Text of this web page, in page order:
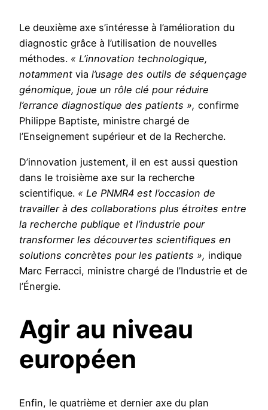
Le deuxième axe s’intéresse à l’amélioration du
diagnostic grâce à l’utilisation de nouvelles
méthodes. « L’innovation technologique,
notamment via l’usage des outils de séquençage
génomique, joue un rôle clé pour réduire
l’errance diagnostique des patients », confirme
Philippe Baptiste, ministre chargé de
l’Enseignement supérieur et de la Recherche.
D’innovation justement, il en est aussi question
dans le troisième axe sur la recherche
scientifique. « Le PNMR4 est l’occasion de
travailler à des collaborations plus étroites entre
la recherche publique et l’industrie pour
transformer les découvertes scientifiques en
solutions concrètes pour les patients », indique
Marc Ferracci, ministre chargé de l’Industrie et de
l’Énergie.
Agir au niveau
européen
Enfin, le quatrième et dernier axe du plan